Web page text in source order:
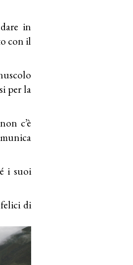
in
con il
per la
c’è
i suoi
di